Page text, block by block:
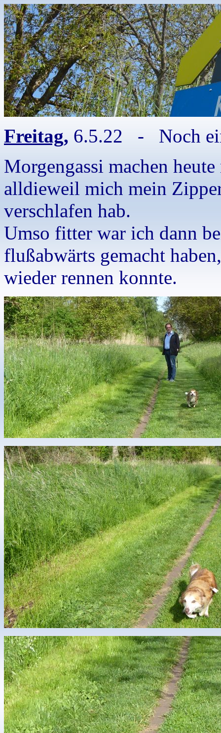
Freitag, 6.5.22 - Noch
Morgengassi machen
alldieweil mich mein
verschlafen hab.
Umso fitter war ich dann
flußabwärts gemacht
wieder rennen konnte.